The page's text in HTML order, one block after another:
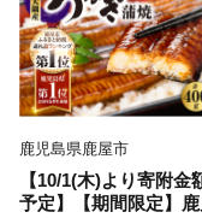
鹿児島県鹿屋市
【10/1(木)より寄附金
予定】【期間限定】